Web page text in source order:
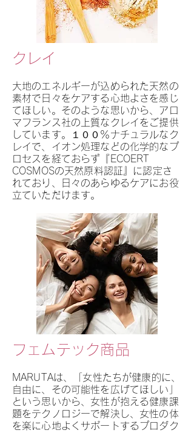
クレイ
大地のエネルギーが込められた天然の
素材で日々をケアする心地よさを感じ
てほしい。そのような思いから、アロ
マフランス社の上質なクレイをご提供
しています。１００％ナチュラルなク
レイで、イオン処理などの化学的なプ
ロセスを経ておらず『ECOERT
COSMOSの天然原料認証』に認定さ
れており、日々のあらゆるケアにお役
立ていただけます。
フェムテック商品
MARUTAは、「女性たちが健康的に、
自由に、その可能性を広げてほしい」
という思いから、女性が抱える健康課
題をテクノロジーで解決し、女性の体
を楽に心地よくサポートするプロダク